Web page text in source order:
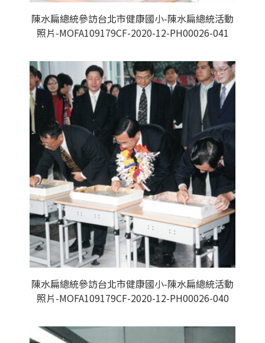
陳水扁總統參訪台北市健康國小-陳水扁總統活動
照片-MOFA109179CF-2020-12-PH00026-041
陳水扁總統參訪台北市健康國小-陳水扁總統活動
照片-MOFA109179CF-2020-12-PH00026-040